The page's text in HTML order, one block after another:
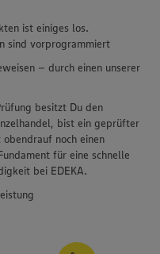
ein, um Ihnen
ist einiges los.
sind vorprogrammiert
– durch einen unserer
besitzt Du den
bist ein geprüfter
noch einen
für eine schnelle
bei EDEKA.